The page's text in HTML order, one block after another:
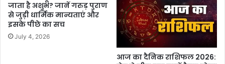
जाता है अशुभ? जानें गरुड़ पुराण
से जुड़ी धार्मिक मान्यताएं और
इसके पीछे का सच
July 4, 2026
आज का दैनिक राशिफल 2026: